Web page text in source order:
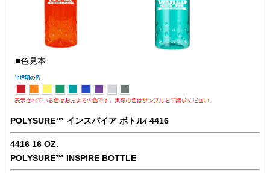
■色見本
POLYSURE™ インスパイア ボトル/ 4416
4416 16 OZ.
POLYSURE™ INSPIRE BOTTLE